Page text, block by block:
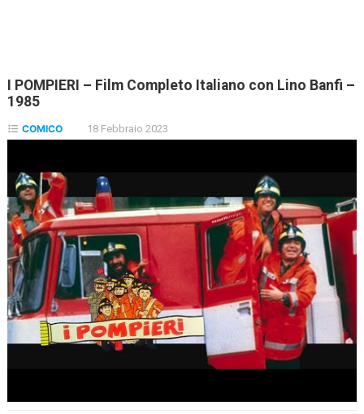
I POMPIERI – Film Completo Italiano con Lino Banfi –
1985
COMICO 18 Febbraio 2023